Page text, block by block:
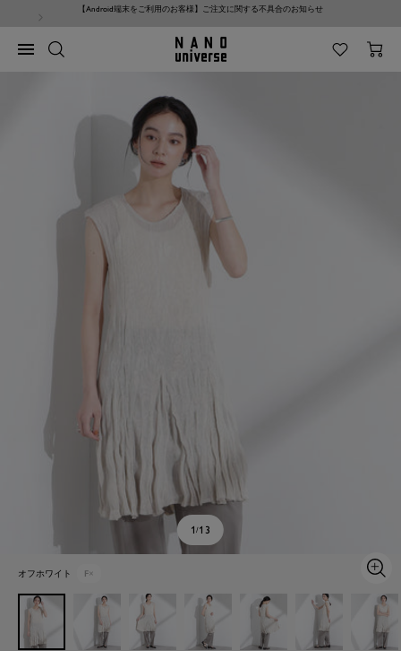
【Android端末をご利用のお客様】ご注文に関する不具合のお知らせ
ナ
NANO
universe
1/13
オフホワイト F×
ズ
ム
イ